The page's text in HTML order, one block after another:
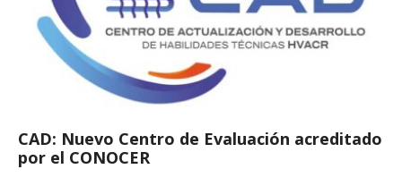
CAD: Nuevo Centro de Evaluación acreditado
por el CONOCER